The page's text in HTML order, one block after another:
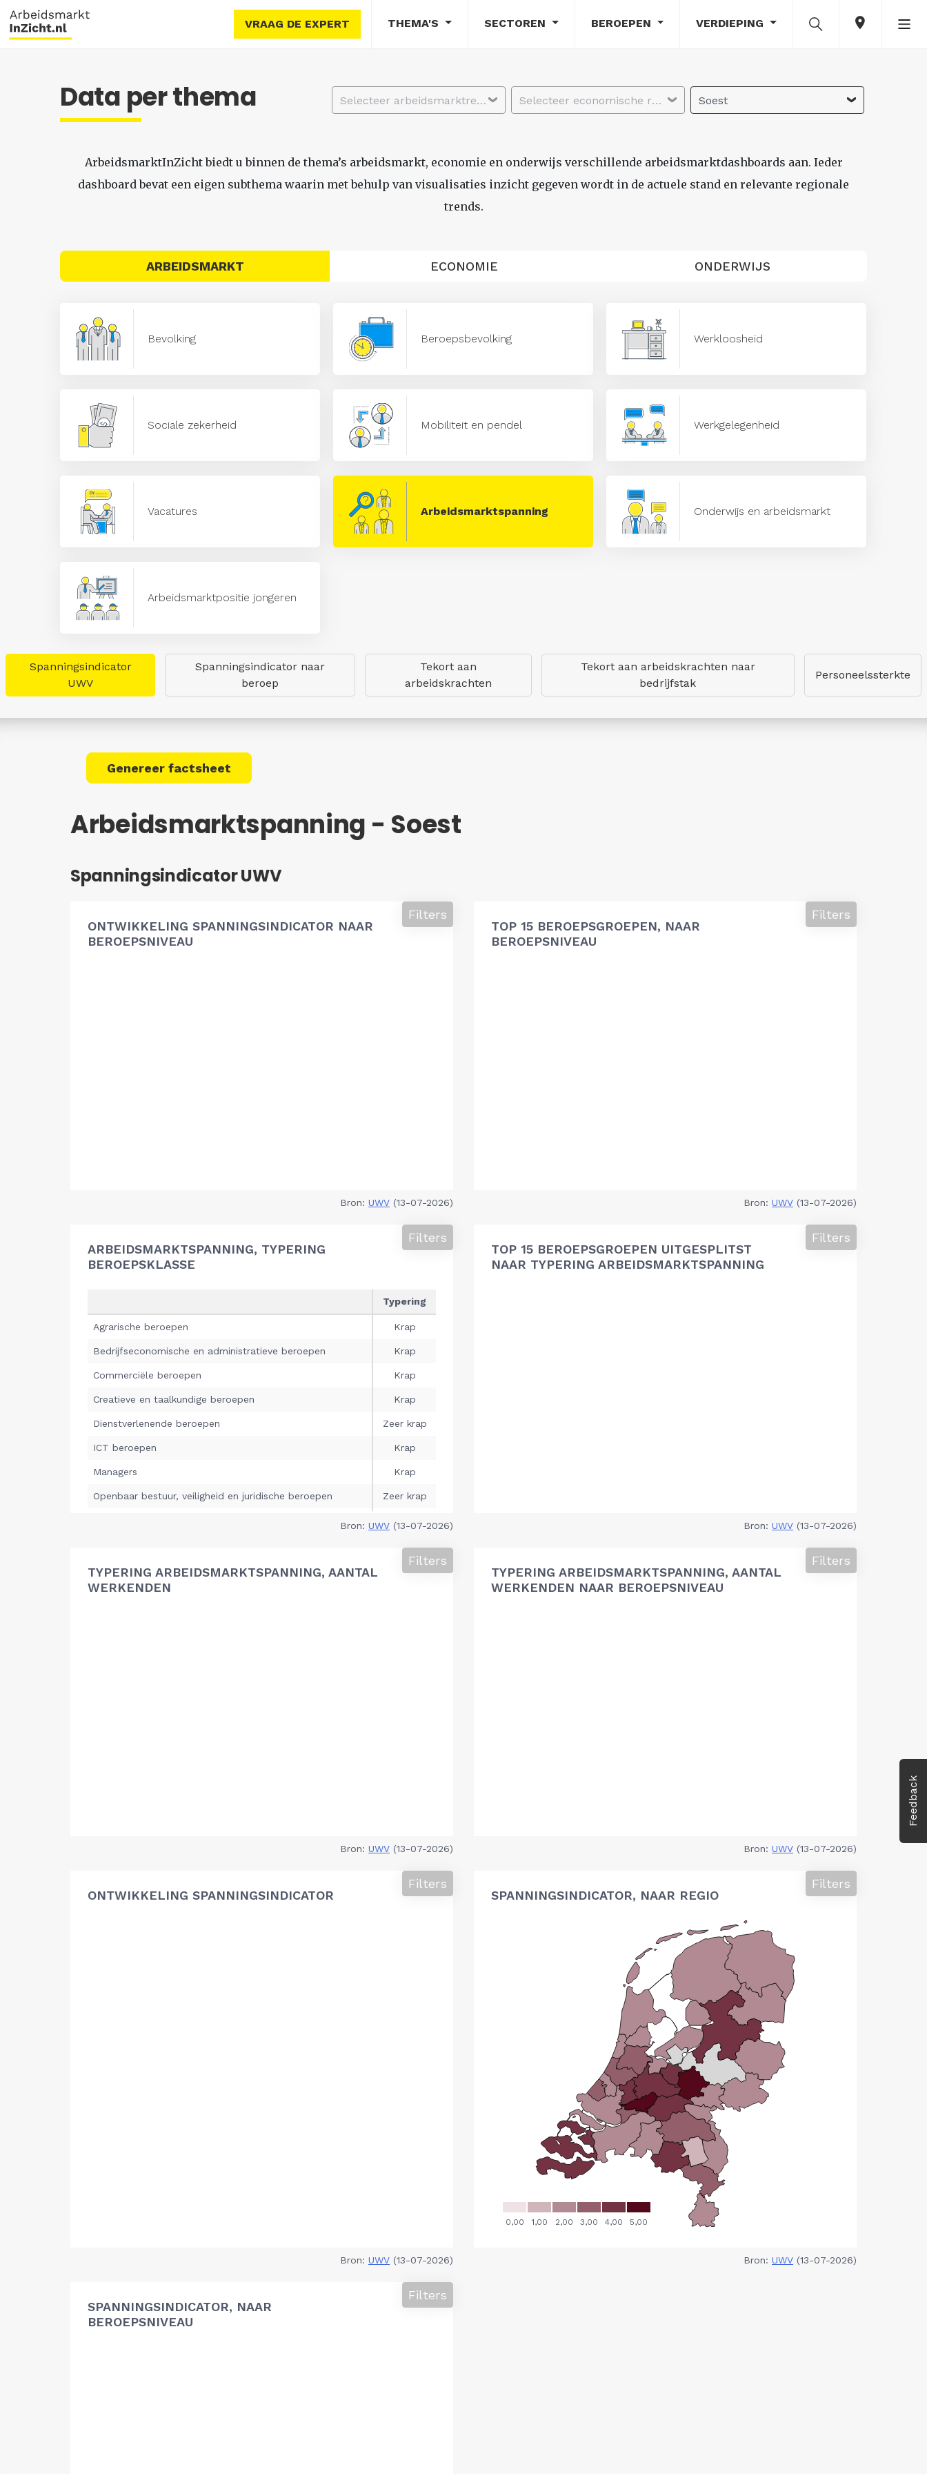
VRAAG DE EXPERT THEMA'S SECTOREN BEROEPEN VERDIEPING
Feedback
Data per thema Selecteer arbeidsmarktregio Selecteer economische regio Soest
ArbeidsmarktInZicht biedt u binnen de thema’s arbeidsmarkt, economie en onderwijs verschillende arbeidsmarktdashboards aan. Ieder
dashboard bevat een eigen subthema waarin met behulp van visualisaties inzicht gegeven wordt in de actuele stand en relevante regionale
trends.
ARBEIDSMARKT ECONOMIE ONDERWIJS
Bevolking Beroepsbevolking Werkloosheid
Sociale zekerheid Mobiliteit en pendel Werkgelegenheid
Vacatures Arbeidsmarktspanning Onderwijs en arbeidsmarkt
Arbeidsmarktpositie jongeren
Spanningsindicator
UWV
Spanningsindicator naar
beroep
Tekort aan
arbeidskrachten
Tekort aan arbeidskrachten naar
bedrijfstak
Personeelssterkte
Genereer factsheet
Arbeidsmarktspanning - Soest
Spanningsindicator UWV
ONTWIKKELING SPANNINGSINDICATOR NAAR
BEROEPSNIVEAU
Filters
Bron: UWV (13-07-2026)
TOP 15 BEROEPSGROEPEN, NAAR
BEROEPSNIVEAU
Filters
Bron: UWV (13-07-2026)
ARBEIDSMARKTSPANNING, TYPERING
BEROEPSKLASSE
Filters
Bron: UWV (13-07-2026)
TOP 15 BEROEPSGROEPEN UITGESPLITST
NAAR TYPERING ARBEIDSMARKTSPANNING
Filters
Bron: UWV (13-07-2026)
TYPERING ARBEIDSMARKTSPANNING, AANTAL
WERKENDEN
Filters
Bron: UWV (13-07-2026)
TYPERING ARBEIDSMARKTSPANNING, AANTAL
WERKENDEN NAAR BEROEPSNIVEAU
Filters
Bron: UWV (13-07-2026)
ONTWIKKELING SPANNINGSINDICATOR
Filters
Bron: UWV (13-07-2026)
SPANNINGSINDICATOR, NAAR REGIO
Filters
Bron: UWV (13-07-2026)
SPANNINGSINDICATOR, NAAR
BEROEPSNIVEAU
Filters